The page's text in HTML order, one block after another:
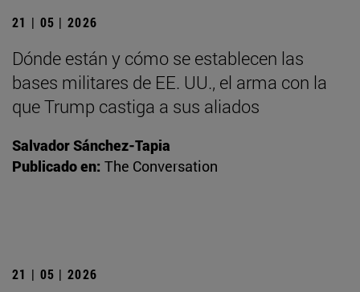
21 | 05 | 2026
Dónde están y cómo se establecen las
bases militares de EE. UU., el arma con la
que Trump castiga a sus aliados
Salvador Sánchez-Tapia
Publicado en: The Conversation
21 | 05 | 2026